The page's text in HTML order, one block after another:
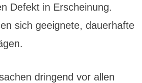
Defekt in Erschei­nung.
sich geeig­nete, dauer­hafte
drin­gend vor allen